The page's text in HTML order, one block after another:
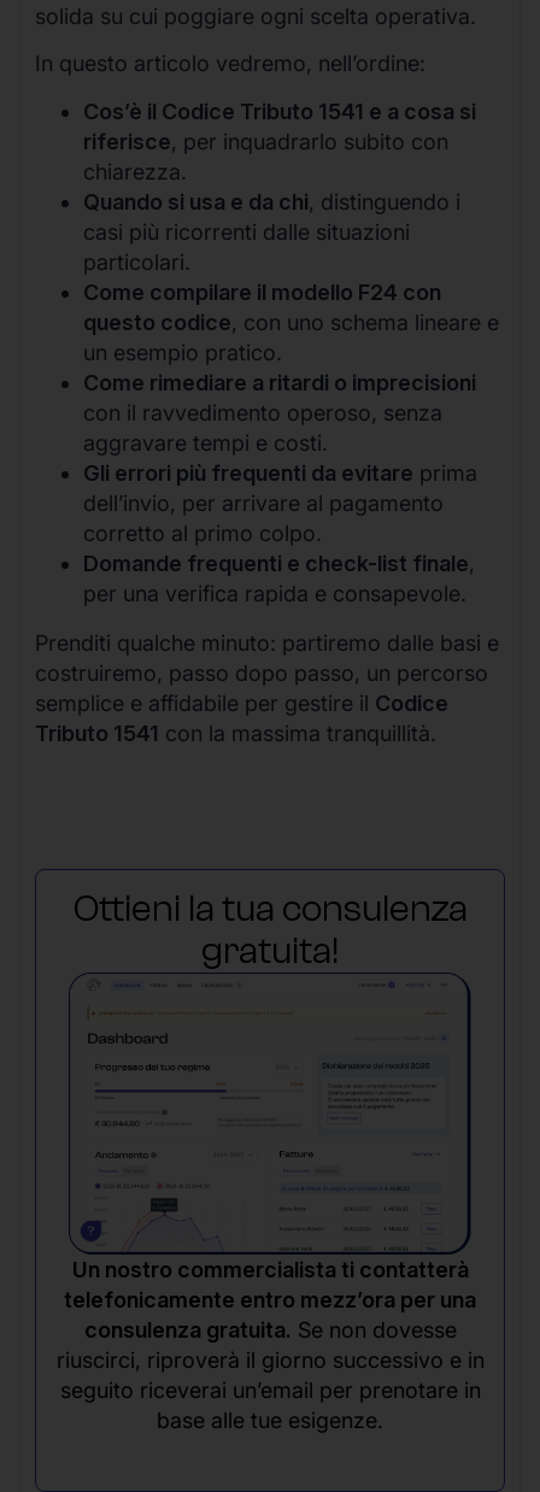
solida su cui poggiare ogni scelta operativa.
In questo articolo vedremo, nell’ordine:
Cos’è il Codice Tributo 1541 e a cosa si
riferisce, per inquadrarlo subito con
chiarezza.
Quando si usa e da chi, distinguendo i
casi più ricorrenti dalle situazioni
particolari.
Come compilare il modello F24 con
questo codice, con uno schema lineare e
un esempio pratico.
Come rimediare a ritardi o imprecisioni
con il ravvedimento operoso, senza
aggravare tempi e costi.
Gli errori più frequenti da evitare prima
dell’invio, per arrivare al pagamento
corretto al primo colpo.
Domande frequenti e check-list finale,
per una verifica rapida e consapevole.
Prenditi qualche minuto: partiremo dalle basi e
costruiremo, passo dopo passo, un percorso
semplice e affidabile per gestire il Codice
Tributo 1541 con la massima tranquillità.
Ottieni la tua consulenza
gratuita!
Un nostro commercialista ti contatterà
telefonicamente entro mezz’ora per una
consulenza gratuita. Se non dovesse
riuscirci, riproverà il giorno successivo e in
seguito riceverai un’email per prenotare in
base alle tue esigenze.